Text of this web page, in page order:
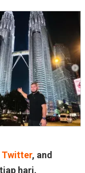
Twitter, and
hari.